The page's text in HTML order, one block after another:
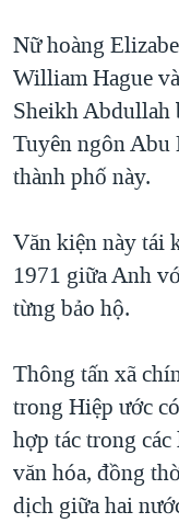
BÊN KIA QUỐC
QUAN HỆ VIỆT MỸ
Nữ hoàng
William Hague
Sheikh Abdullah
Tuyên ngôn Abu
thành phố này.
Văn kiện này tái
1971 giữa Anh
từng bảo hộ.
Thông tấn xã
trong Hiệp ước
hợp tác trong
văn hóa, đồng
dịch giữa hai